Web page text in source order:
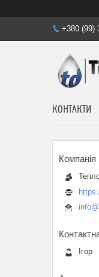
+380 (99)
КОНТАКТИ
Ігор